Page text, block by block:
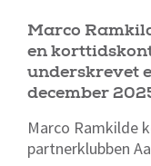
Marco
en
underskrevet
december
Marco Ramkilde
partnerklubben